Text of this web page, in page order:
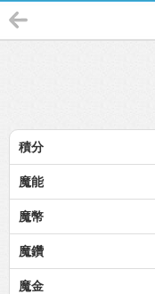
積分
魔能
魔幣
魔鑽
魔金